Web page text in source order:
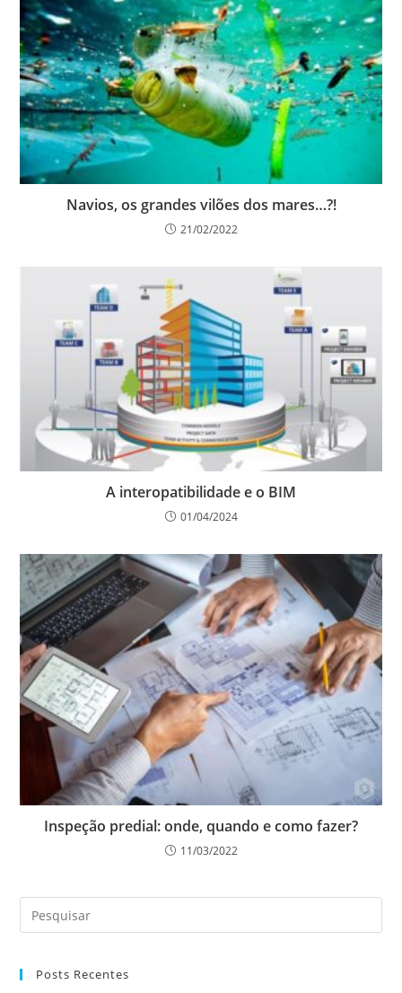
Navios, os grandes vilões dos mares…?!
21/02/2022
A interopatibilidade e o BIM
01/04/2024
Inspeção predial: onde, quando e como fazer?
11/03/2022
Posts Recentes